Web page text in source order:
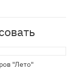
"Лето"